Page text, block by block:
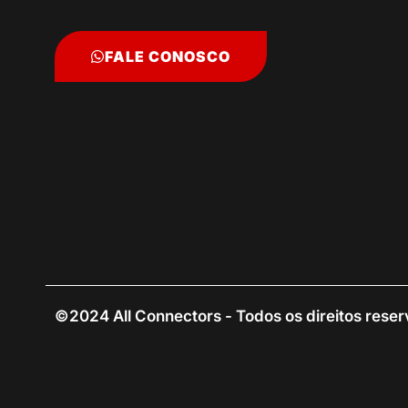
FALE CONOSCO
©2024 All Connectors - Todos os direitos